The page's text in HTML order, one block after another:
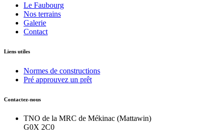
Le Faubourg
Nos terrains
Galerie
Contact
Liens utiles
Normes de constructions
Pré approuvez un prêt
Contactez-nous
TNO de la MRC de Mékinac (Mattawin)
G0X 2C0